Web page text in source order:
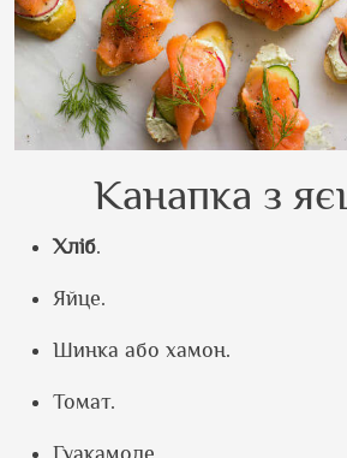
Канапка з
Хліб.
Яйце.
Шинка або хамон.
Томат.